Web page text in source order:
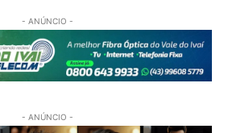
- ANÚNCIO -
- ANÚNCIO -